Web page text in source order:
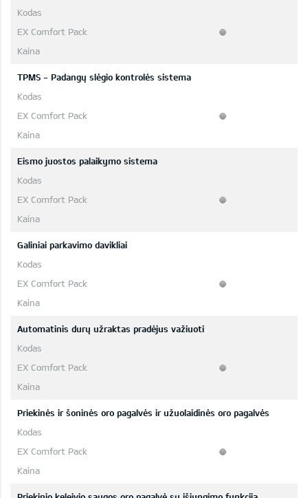
TPMS - Padangų slėgio kontrolės sistema
Eismo juostos palaikymo sistema
Galiniai parkavimo davikliai
Automatinis durų užraktas pradėjus važiuoti
Priekinės ir šoninės oro pagalvės ir užuolaidinės oro pagalvės